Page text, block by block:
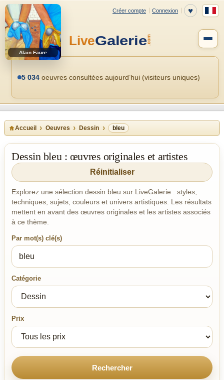
Alain Faure
5 034 oeuvres consultées aujourd’hui (visiteurs uniques)
Accueil Oeuvres Dessin bleu
Dessin bleu : œuvres originales et artistes
Réinitialiser
Explorez une sélection dessin bleu sur LiveGalerie : styles,
techniques, sujets, couleurs et univers artistiques. Les résultats
mettent en avant des œuvres originales et les artistes associés
à ce thème.
Par mot(s) clé(s)
Catégorie
Prix
Rechercher